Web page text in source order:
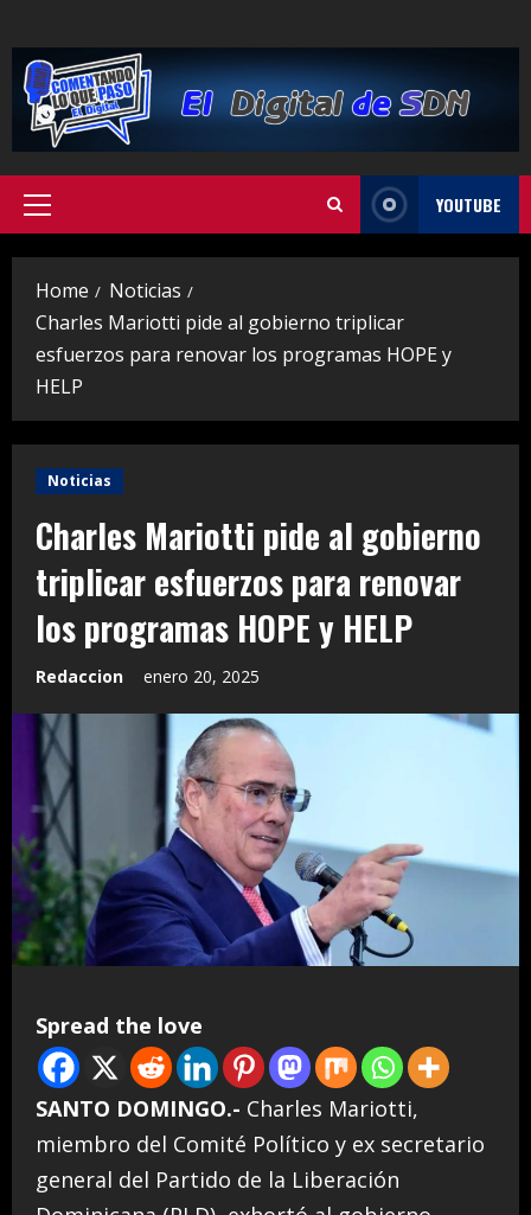
to
content
Primary
YOUTUBE
Home
Noticias
Charles Mariotti pide al gobierno triplicar
esfuerzos para renovar los programas HOPE y
HELP
Noticias
Charles Mariotti pide al gobierno
triplicar esfuerzos para renovar
los programas HOPE y HELP
Redaccion enero 20, 2025
Spread the love
SANTO DOMINGO.- Charles Mariotti,
miembro del Comité Político y ex secretario
general del Partido de la Liberación